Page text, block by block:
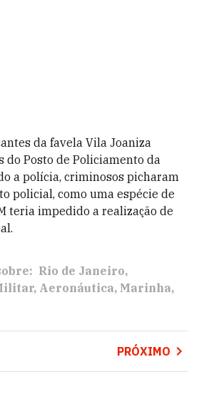
da favela Vila Joaniza
Posto de Policiamento da
a polícia, criminosos picharam
policial, como uma espécie de
teria impedido a realização de
Rio de Janeiro
Aeronáutica Marinha
PRÓXIMO